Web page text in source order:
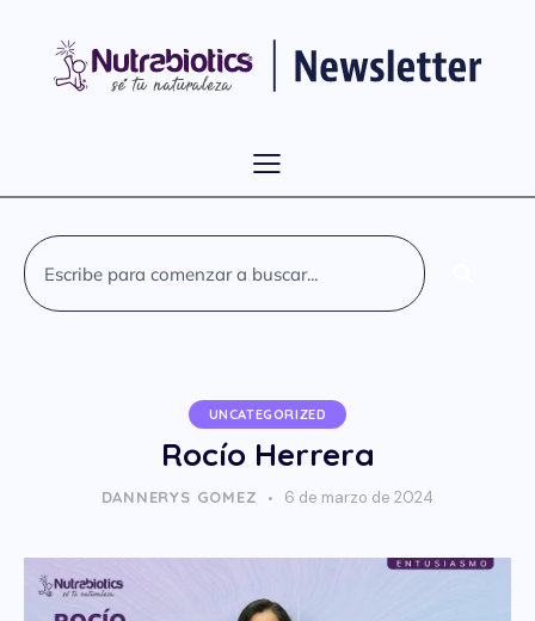
UNCATEGORIZED
Rocío Herrera
DANNERYS GOMEZ 6 de marzo de 2024